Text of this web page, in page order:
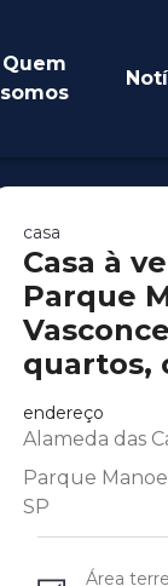
Quem
somos
casa
Casa à
Parque
quartos,
endereço
Alameda das
Parque
SP
Área